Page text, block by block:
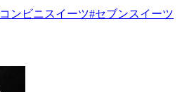
コンビニスイーツ#セブンスイーツ